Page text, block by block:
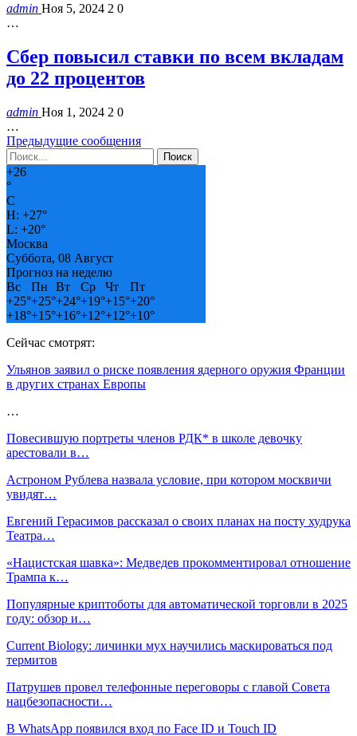
admin Ноя 5, 2024 2 0
…
Сбер повысил ставки по всем вкладам
до 22 процентов
admin Ноя 1, 2024 2 0
…
Предыдущие сообщения
+26
°
C
H: +27°
L: +20°
Москва
Суббота, 08 Август
Прогноз на неделю
Вс
Пн Вт Ср Чт
Пт
+25°+25°+24°+19°+15°+20°
+18°+15°+16°+12°+12°+10°
Сейчас смотрят:
Ульянов заявил о риске появления ядерного оружия Франции
в других странах Европы
…
Повесившую портреты членов РДК* в школе девочку
арестовали в…
Астроном Рублева назвала условие, при котором москвичи
увидят…
Евгений Герасимов рассказал о своих планах на посту худрука
Театра…
«Нацистская шавка»: Медведев прокомментировал отношение
Трампа к…
Популярные криптоботы для автоматической торговли в 2025
году: обзор и…
Current Biology: личинки мух научились маскироваться под
термитов
Патрушев провел телефонные переговоры с главой Совета
нацбезопасности…
В WhatsApp появился вход по Face ID и Touch ID